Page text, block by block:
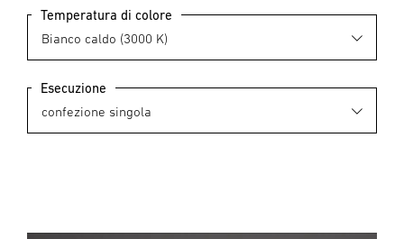
Temperatura di colore
Esecuzione